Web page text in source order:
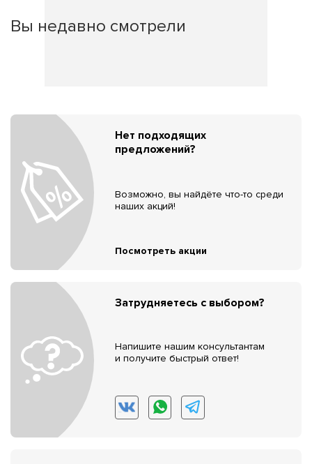
Вы недавно смотрели
Нет подходящих
предложений?
Возможно, вы найдёте что-то среди
наших акций!
Посмотреть акции
Затрудняетесь с выбором?
Напишите нашим консультантам
и получите быстрый ответ!